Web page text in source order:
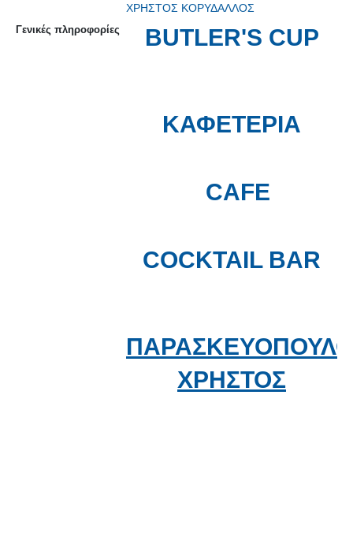
ΧΡΗΣΤΟΣ ΚΟΡΥΔΑΛΛΟΣ
Γενικές πληροφορίες BUTLER'S CUP
ΚΑΦΕΤΕΡΙΑ
CAFE
COCKTAIL BAR
ΧΡΗΣΤΟΣ